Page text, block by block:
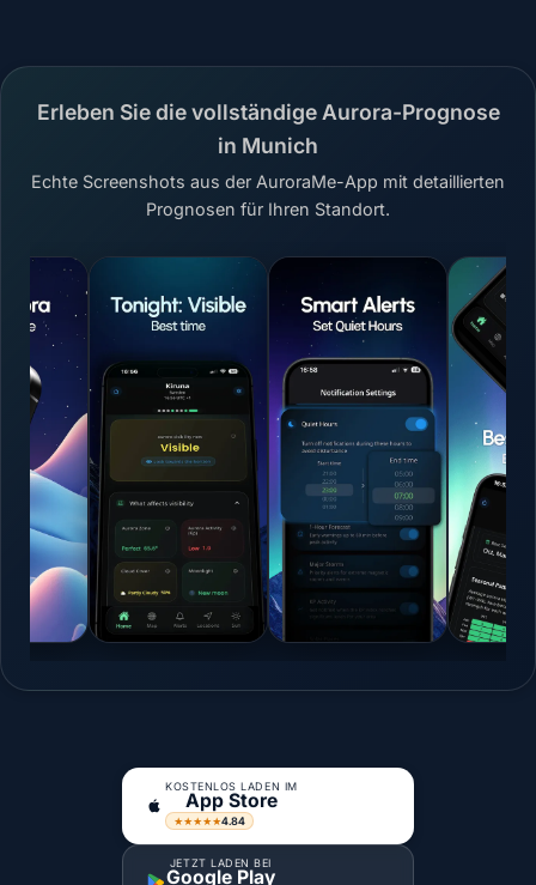
Erleben Sie die vollständige Aurora-Prognose
in Munich
Echte Screenshots aus der AuroraMe-App mit detaillierten
Prognosen für Ihren Standort.
KOSTENLOS LADEN IM
App Store
★★★★★4.84
JETZT LADEN BEI
Google Play